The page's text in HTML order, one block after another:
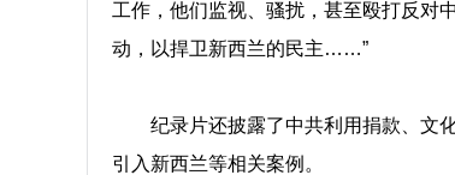
工作，他们监视、骚扰，甚至殴打反对
动，以捍卫新西兰的民主……”
纪录片还披露了中共利用捐款、文
引入新西兰等相关案例。